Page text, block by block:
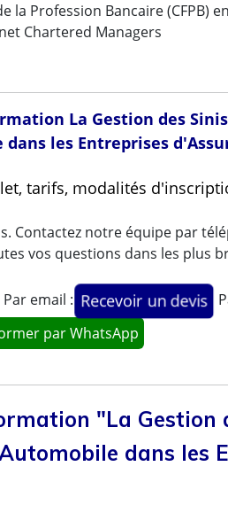
Profession Bancaire (CFPB)
Chartered Managers
La Gestion des
les Entreprises
tarifs, modalités
Contactez notre équipe par
vos questions dans les plus
Par email : Recevoir un devis
par WhatsApp
"La Gestion
dans les